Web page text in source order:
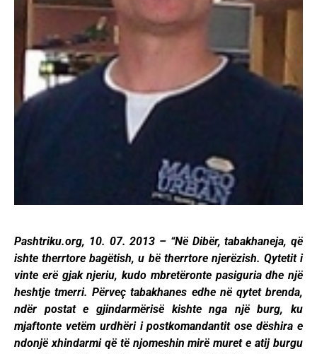
Pashtriku.org, 10. 07. 2013 – “Në Dibër, tabakhaneja, që
ishte therrtore bagëtish, u bë therrtore njerëzish. Qytetit i
vinte erë gjak njeriu, kudo mbretëronte pasiguria dhe një
heshtje tmerri. Përveç tabakhanes edhe në qytet brenda,
ndër postat e gjindarmërisë kishte nga një burg, ku
mjaftonte vetëm urdhëri i postkomandantit ose dëshira e
ndonjë xhindarmi që të njomeshin mirë muret e atij burgu